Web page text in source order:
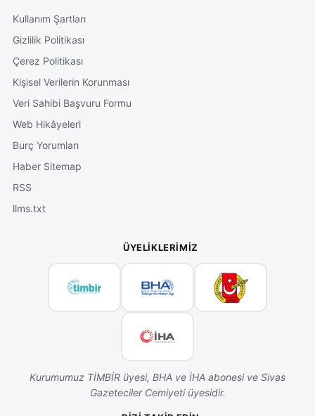
Kullanım Şartları
Gizlilik Politikası
Çerez Politikası
Kişisel Verilerin Korunması
Veri Sahibi Başvuru Formu
Web Hikâyeleri
Burç Yorumları
Haber Sitemap
RSS
llms.txt
ÜYELIKLERIMIZ
Kurumumuz TİMBİR üyesi, BHA ve İHA abonesi ve Sivas
Gazeteciler Cemiyeti üyesidir.